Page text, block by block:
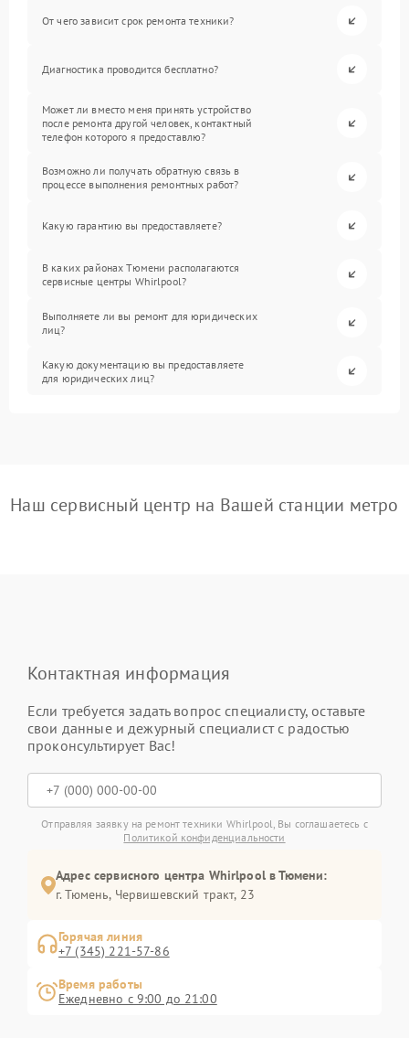
От чего зависит срок ремонта техники?
Диагностика проводится бесплатно?
Может ли вместо меня принять устройство
после ремонта другой человек, контактный
телефон которого я предоставлю?
Возможно ли получать обратную связь в
процессе выполнения ремонтных работ?
Какую гарантию вы предоставляете?
В каких районах Тюмени располагаются
сервисные центры Whirlpool?
Выполняете ли вы ремонт для юридических
лиц?
Какую документацию вы предоставляете
для юридических лиц?
Наш сервисный центр на Вашей станции метро
Контактная информация
Если требуется задать вопрос специалисту, оставьте
свои данные и дежурный специалист с радостью
проконсультирует Вас!
Отправляя заявку на ремонт техники Whirlpool, Вы соглашаетесь с
Политикой конфиденциальности
Адрес сервисного центра Whirlpool в Тюмени:
г. Тюмень, ​Червишевский тракт, 23
Горячая линия
+7 (345) 221-57-86
Время работы
Ежедневно с 9:00 до 21:00